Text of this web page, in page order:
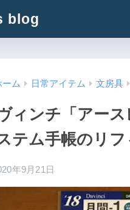
blog
ーム 日常アイテム 文房具
ィンチ「アー
テム手帳のリフ
年9月21日